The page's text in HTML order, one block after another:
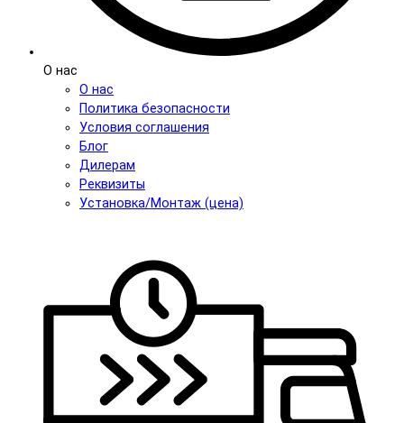
О нас
О нас
Политика безопасности
Условия соглашения
Блог
Дилерам
Реквизиты
Установка/Монтаж (цена)